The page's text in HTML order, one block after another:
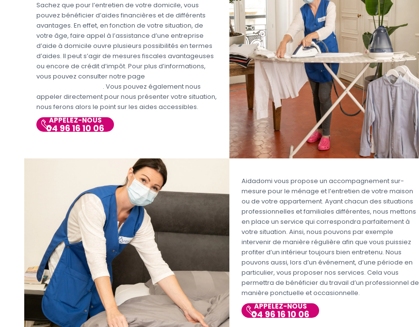
Sachez que pour l’entretien de votre domicile, vous
pouvez bénéficier d’aides financières et de différents
avantages. En effet, en fonction de votre situation, de
votre âge, faire appel à l’assistance d’une entreprise
d’aide à domicile ouvre plusieurs possibilités en termes
d’aides. Il peut s’agir de mesures fiscales avantageuses
ou encore de crédit d’impôt. Pour plus d’informations,
vous pouvez consulter notre page
. Vous pouvez également nous
appeler directement pour nous présenter votre situation,
nous ferons alors le point sur les aides accessibles.
APPELEZ-NOUS
04 96 16 10 06
Aidadomi vous propose un accompagnement sur-
mesure pour le ménage et l’entretien de votre maison
ou de votre appartement. Ayant chacun des situations
professionnelles et familiales différentes, nous mettons
en place un service qui correspondra parfaitement à
votre situation. Ainsi, nous pouvons par exemple
intervenir de manière régulière afin que vous puissiez
profiter d’un intérieur toujours bien entretenu. Nous
pouvons aussi, lors d’un événement, d’une période en
particulier, vous proposer nos services. Cela vous
permettra de bénéficier du travail d’un professionnel de
manière ponctuelle et occasionnelle.
APPELEZ-NOUS
04 96 16 10 06